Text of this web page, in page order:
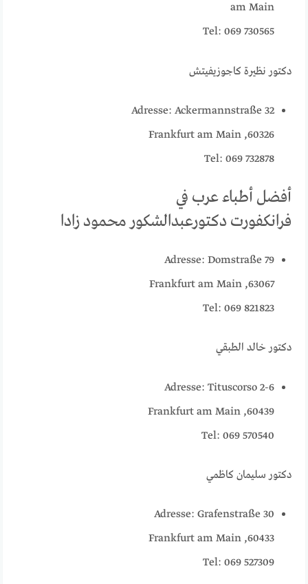
am Main
Tel: 069 730565
دكتور نظيرة كاجوزيفيتش
Adresse: Ackermannstraße 32
60326, Frankfurt am Main
Tel: 069 732878
أفضل أطباء عرب في
فرانكفورت دكتورعبدالشكور محمود زادا
Adresse: Domstraße 79
63067, Frankfurt am Main
Tel: 069 821823
دكتور خالد الطبقي
Adresse: Tituscorso 2-6
60439, Frankfurt am Main
Tel: 069 570540
دكتور سليمان كاظمي
Adresse: Grafenstraße 30
60433, Frankfurt am Main
Tel: 069 527309